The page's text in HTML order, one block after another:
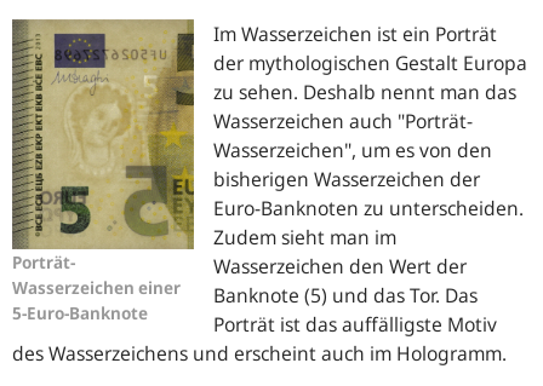
Porträt-
Wasserzeichen einer
5-Euro-Banknote
Im Wasserzeichen ist ein Porträt
der mythologischen Gestalt Europa
zu sehen. Deshalb nennt man das
Wasserzeichen auch "Porträt-
Wasserzeichen", um es von den
bisherigen Wasserzeichen der
Euro-Banknoten zu unterscheiden.
Zudem sieht man im
Wasserzeichen den Wert der
Banknote (5) und das Tor. Das
Porträt ist das auffälligste Motiv
des Wasserzeichens und erscheint auch im Hologramm.